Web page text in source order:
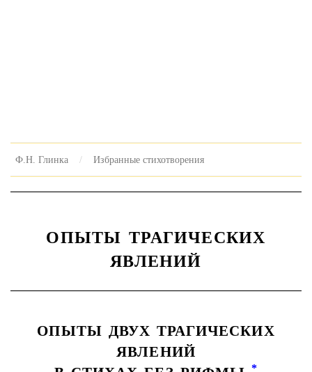
Ф.Н. Глинка Избранные стихотворения
ОПЫТЫ ТРАГИЧЕСКИХ
ЯВЛЕНИЙ
ОПЫТЫ ДВУХ ТРАГИЧЕСКИХ
ЯВЛЕНИЙ
*